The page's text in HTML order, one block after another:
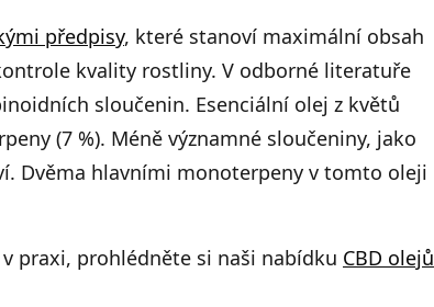
předpisy, které stanoví maximální obsah
kvality rostliny. V odborné literatuře
sloučenin. Esenciální olej z květů
(7 %). Méně významné sloučeniny, jako
Dvěma hlavními monoterpeny v tomto oleji
praxi, prohlédněte si naši nabídku CBD olejů